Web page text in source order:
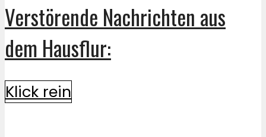
Verstörende Nachrichten aus
dem Hausflur:
Klick rein